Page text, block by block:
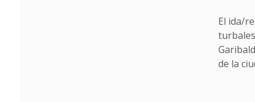
El ida/
de la